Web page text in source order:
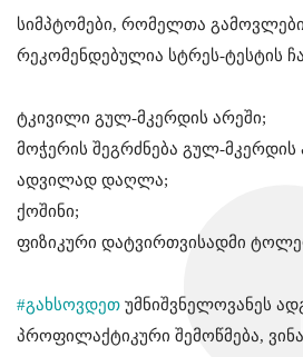
სიმპტომები, რომელთა
რეკომენდებულია სტრეს-ტესტის
ტკივილი გულ-მკერდის არეში;
მოჭერის შეგრძნება გულ-მკერდის
ადვილად დაღლა;
ქოშინი;
ფიზიკური დატვირთვისადმი
#გახსოვდეთ უმნიშვნელოვანეს
პროფილაქტიკური შემოწმება,